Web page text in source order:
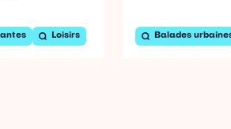
Loisirs Balades